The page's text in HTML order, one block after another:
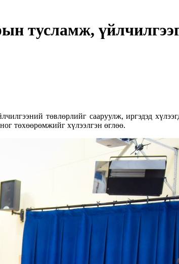
тусламж,
төвлөрлийг сааруулж, иргэдэд
төхөөрөмжийг хүлээлгэн өглөө.